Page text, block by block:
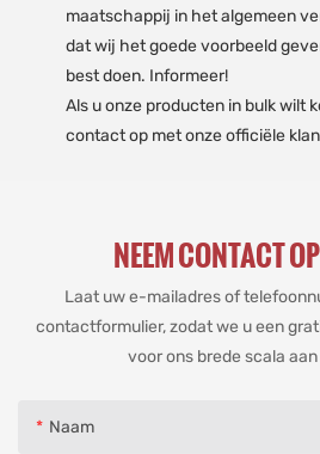
maatschappij in het algemeen
dat wij het goede voorbeeld
best doen. Informeer!
Als u onze producten in bulk wilt
contact op met onze officiële
NEEM CONTACT OP
Laat uw e-mailadres of
contactformulier, zodat we u een
voor ons brede scala
Naam